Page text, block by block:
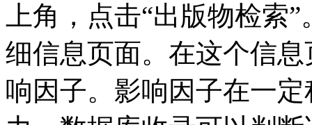
上角，点击“出版物检索
细信息页面。在这个信
响因子。影响因子在一